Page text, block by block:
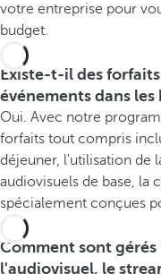
votre entreprise pour
budget.
Existe-t-il des
événements dans les
Oui. Avec notre
forfaits tout compris
déjeuner, l'utilisation de
audiovisuels de base, la
spécialement conçues
Comment sont
l'audiovisuel, le